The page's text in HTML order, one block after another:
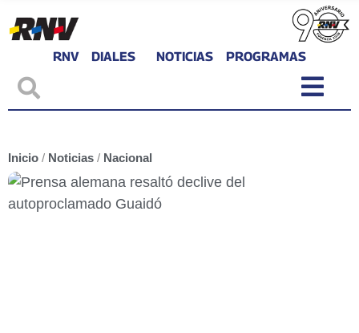
RNV DIALES NOTICIAS PROGRAMAS
Inicio / Noticias / Nacional